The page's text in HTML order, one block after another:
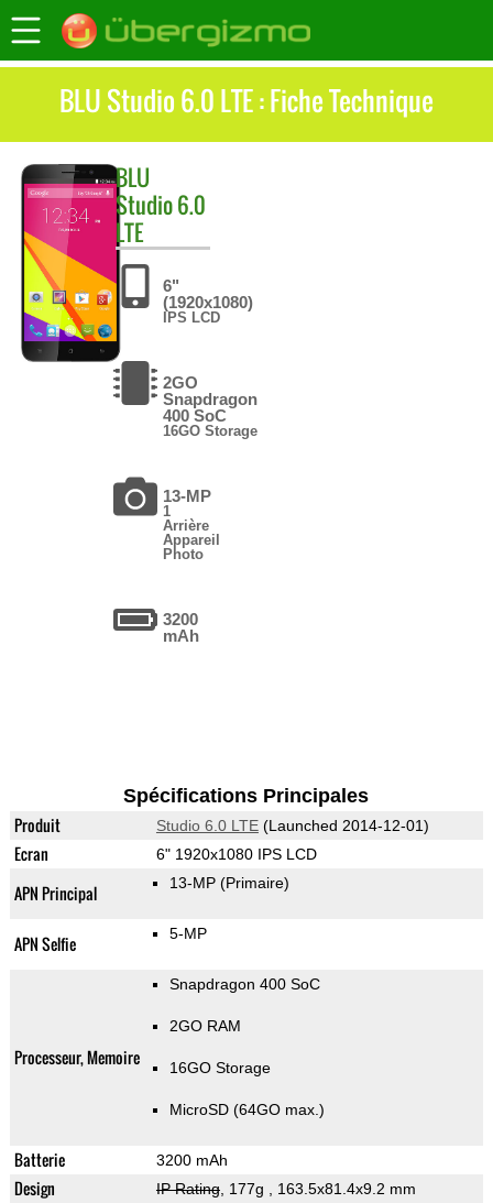
BLU Studio 6.0 LTE : Fiche Technique
BLU
Studio 6.0
LTE
6"
(1920x1080)
IPS LCD
2GO
Snapdragon
400 SoC
16GO Storage
13-MP
1
Arrière
Appareil
Photo
3200
mAh
Spécifications Principales
Produit Studio 6.0 LTE(Launched 2014-12-01)
Ecran 6" 1920x1080 IPS LCD
APN Principal 13-MP (Primaire)
APN Selfie 5-MP
Processeur, Memoire
Snapdragon 400 SoC
2GO RAM
16GO Storage
MicroSD (64GO max.)
Batterie 3200 mAh
Design IP Rating, 177g , 163.5x81.4x9.2 mm